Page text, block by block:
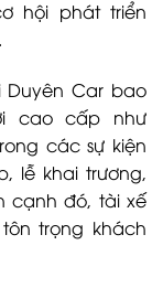
hội phát triển
Car bao
cao cấp như
các sự kiện
lễ khai trương,
cạnh đó, tài xế
trọng khách